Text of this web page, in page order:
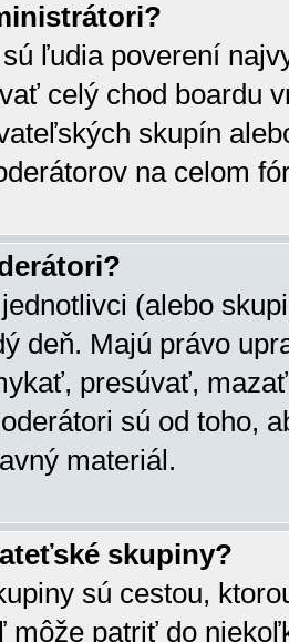
ľudia poverení
celý chod boardu
skupín
na celom
(alebo
deň. Majú právo
presúvať,
sú od toho,
materiál.
skupiny?
sú cestou,
môže patriť do